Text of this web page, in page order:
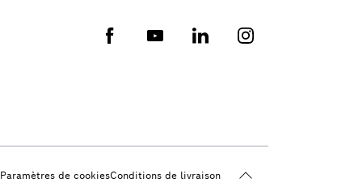
Paramètres de cookiesConditions de livraison